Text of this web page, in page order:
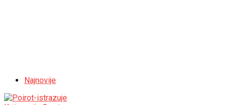
Najnovije